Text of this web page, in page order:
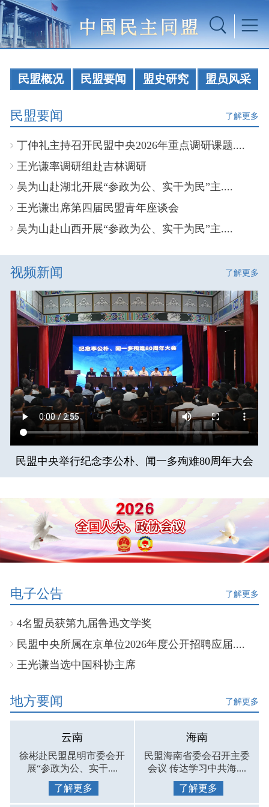
民盟概况 民盟要闻 盟史研究 盟员风采
民盟要闻 了解更多
丁仲礼主持召开民盟中央2026年重点调研课题....
王光谦率调研组赴吉林调研
吴为山赴湖北开展“参政为公、实干为民”主....
王光谦出席第四届民盟青年座谈会
吴为山赴山西开展“参政为公、实干为民”主....
视频新闻 了解更多
民盟中央举行纪念李公朴、闻一多殉难80周年大会
电子公告 了解更多
4名盟员获第九届鲁迅文学奖
民盟中央所属在京单位2026年度公开招聘应届....
王光谦当选中国科协主席
地方要闻 了解更多
云南
徐彬赴民盟昆明市委会开
展“参政为公、实干....
了解更多
海南
民盟海南省委会召开主委
会议 传达学习中共海....
了解更多